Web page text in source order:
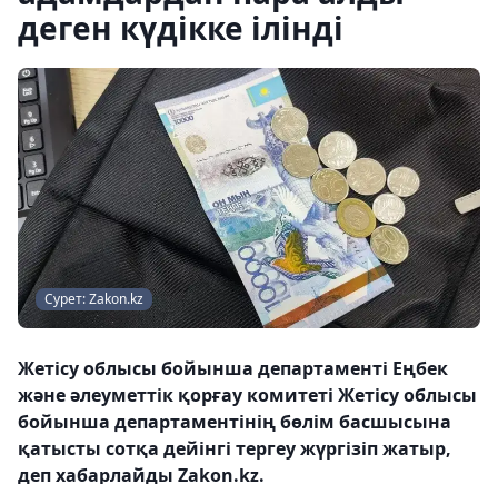
деген күдікке ілінді
Сурет: Zakon.kz
Жетісу облысы бойынша департаменті Еңбек
және әлеуметтік қорғау комитеті Жетісу облысы
бойынша департаментінің бөлім басшысына
қатысты сотқа дейінгі тергеу жүргізіп жатыр,
деп хабарлайды Zakon.kz.